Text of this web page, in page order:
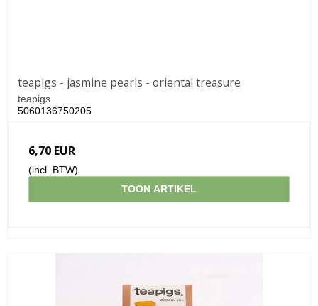
teapigs - jasmine pearls - oriental treasure
teapigs
5060136750205
6,70 EUR
(incl. BTW)
TOON ARTIKEL